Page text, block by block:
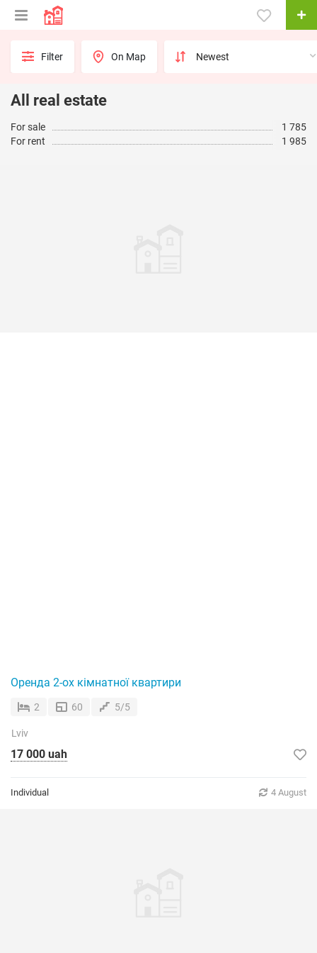
Filter On Map
All real estate
For sale
1 785
For rent
1 985
Оренда 2-ох кімнатної квартири
2 60 5/5
Lviv
17 000 uah
Individual 4 August